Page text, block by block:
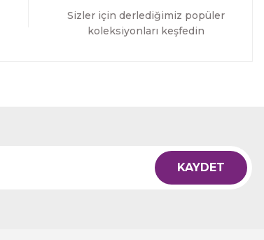
Sizler için derlediğimiz popüler
koleksiyonları keşfedin
KAYDET